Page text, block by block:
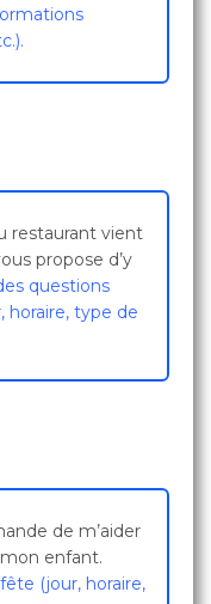
restaurant vient
propose d’y
questions
horaire, type de
de m’aider
enfant.
(jour, horaire,